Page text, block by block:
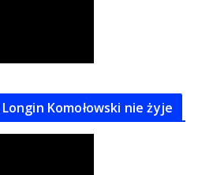
Komołowski nie żyje